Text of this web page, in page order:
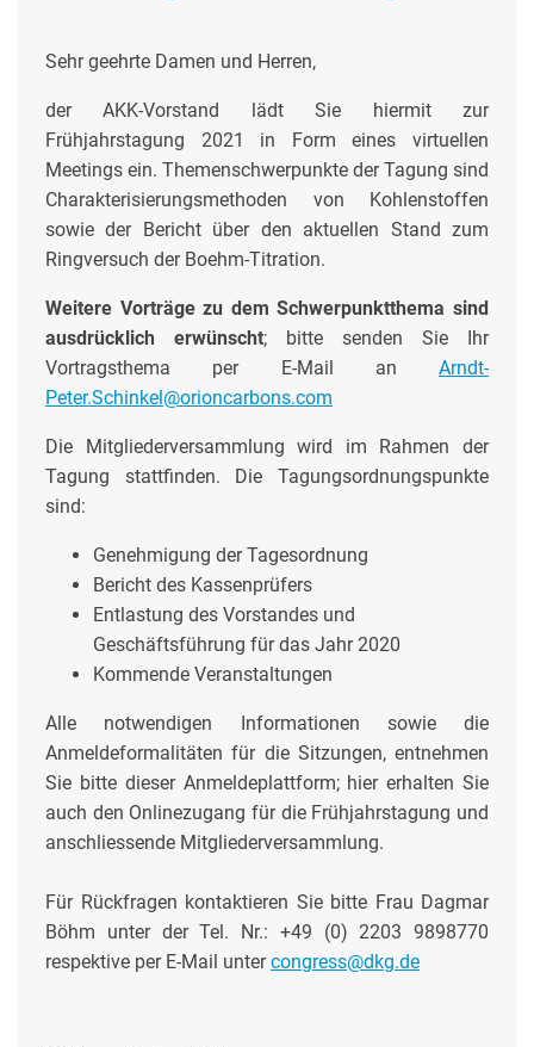
Sehr geehrte Damen und Herren,
der AKK-Vorstand lädt Sie hiermit zur
Frühjahrstagung 2021 in Form eines virtuellen
Meetings ein. Themenschwerpunkte der Tagung sind
Charakterisierungsmethoden von Kohlenstoffen
sowie der Bericht über den aktuellen Stand zum
Ringversuch der Boehm-Titration.
Weitere Vorträge zu dem Schwerpunktthema sind
ausdrücklich erwünscht; bitte senden Sie Ihr
Vortragsthema per E-Mail an Arndt-
Peter.Schinkel@orioncarbons.com
Die Mitgliederversammlung wird im Rahmen der
Tagung stattfinden. Die Tagungsordnungspunkte
sind:
Genehmigung der Tagesordnung
Bericht des Kassenprüfers
Entlastung des Vorstandes und
Geschäftsführung für das Jahr 2020
Kommende Veranstaltungen
Alle notwendigen Informationen sowie die
Anmeldeformalitäten für die Sitzungen, entnehmen
Sie bitte dieser Anmeldeplattform; hier erhalten Sie
auch den Onlinezugang für die Frühjahrstagung und
anschliessende Mitgliederversammlung.
Für Rückfragen kontaktieren Sie bitte Frau Dagmar
Böhm unter der Tel. Nr.: +49 (0) 2203 9898770
respektive per E-Mail untercongress@dkg.de